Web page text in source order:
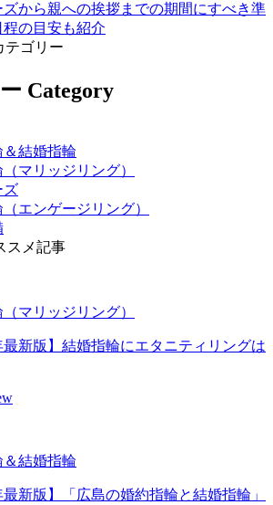
ズから親への挨拶までの期間にすべき準
の目安も紹介
テゴリー
Category
＆結婚指輪
マリッジリング）
ズ
エンゲージリング）
スメ記事
マリッジリング）
最新版】結婚指輪にエタニティリングは
＆結婚指輪
最新版】「広島の婚約指輪と結婚指輪」